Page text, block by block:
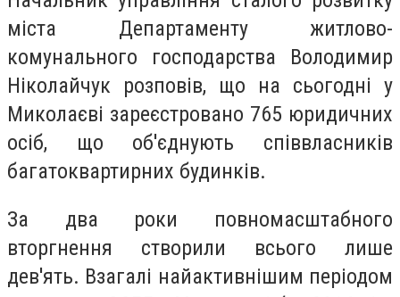
міста Департаменту житлово-
комунального господарства Володимир
Ніколайчук розповів, що на сьогодні у
Миколаєві зареєстровано 765 юридичних
осіб, що об'єднують співвласників
багатоквартирних будинків.
За два роки повномасштабного
вторгнення створили всього лише
дев'ять. Взагалі найактивнішим періодом